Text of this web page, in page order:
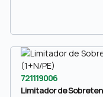
721119006
Limitador de